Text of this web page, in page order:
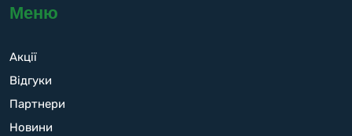
Меню
Акції
Відгуки
Партнери
Новини